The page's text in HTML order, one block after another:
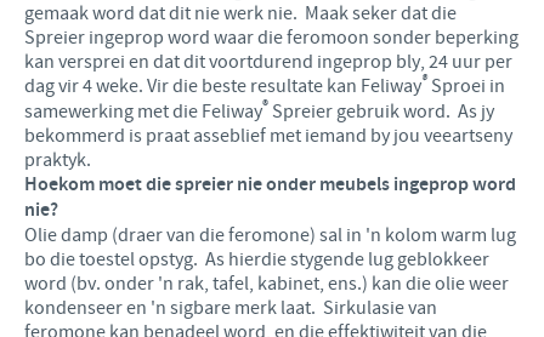
gemaak word dat dit nie werk nie. Maak seker dat die
Spreier ingeprop word waar die feromoon sonder beperking
kan versprei en dat dit voortdurend ingeprop bly, 24 uur per
dag vir 4 weke. Vir die beste resultate kan Feliway®Sproei in
samewerking met die Feliway® Spreier gebruik word. As jy
bekommerd is praat asseblief met iemand by jou veeartseny
praktyk.
Hoekom moet die spreier nie onder meubels ingeprop word
nie?
Olie damp (draer van die feromone) sal ​​in 'n kolom warm lug
bo die toestel opstyg. As hierdie stygende lug geblokkeer
word (bv. onder 'n rak, tafel, kabinet, ens.) kan die olie weer
kondenseer en 'n sigbare merk laat. Sirkulasie van
feromone kan benadeel word, en die effektiwiteit van die